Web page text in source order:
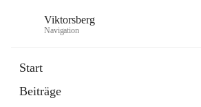
Viktorsberg
Navigation
Start
Beiträge